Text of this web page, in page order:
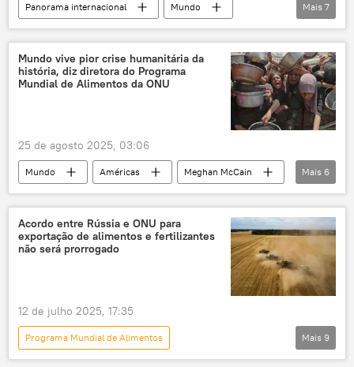
Panorama internacional
Mundo
Ásia e Oceania
Stephane Dujarric
Sanaa
Iêmen
ONU
Ansar Allah
Israel
Mais 7
Mundo vive pior crise humanitária da
história, diz diretora do Programa
Mundial de Alimentos da ONU
25 de agosto 2025, 03:06
Mundo Américas
Meghan McCain
Faixa de Gaza
Israel
Gaza
ONU
PMA
Comitê Paralímpico Internacional (IPC)
Mais 6
Acordo entre Rússia e ONU para
exportação de alimentos e fertilizantes
não será prorrogado
12 de julho 2025, 17:35
Programa Mundial de Alimentos
Panorama internacional
Rússia
Mais 9